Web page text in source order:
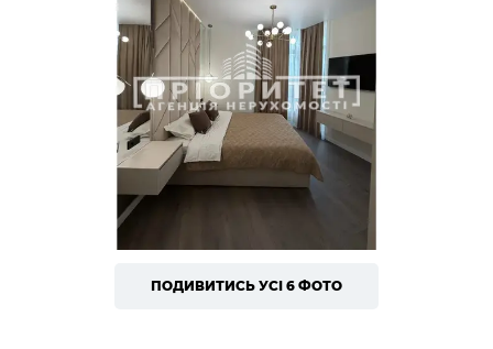
ПОДИВИТИСЬ УСІ 6 ФОТО